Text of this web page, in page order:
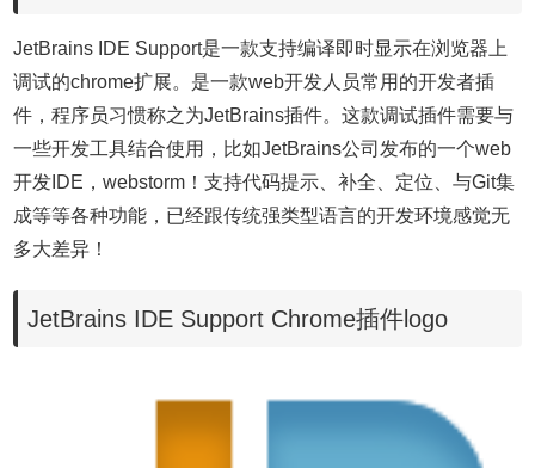
JetBrains IDE Support是一款支持编译即时显示在浏览器上
调试的chrome扩展。是一款web开发人员常用的开发者插
件，程序员习惯称之为JetBrains插件。这款调试插件需要与
一些开发工具结合使用，比如JetBrains公司发布的一个web
开发IDE，webstorm！支持代码提示、补全、定位、与Git集
成等等各种功能，已经跟传统强类型语言的开发环境感觉无
多大差异！
JetBrains IDE Support Chrome插件logo